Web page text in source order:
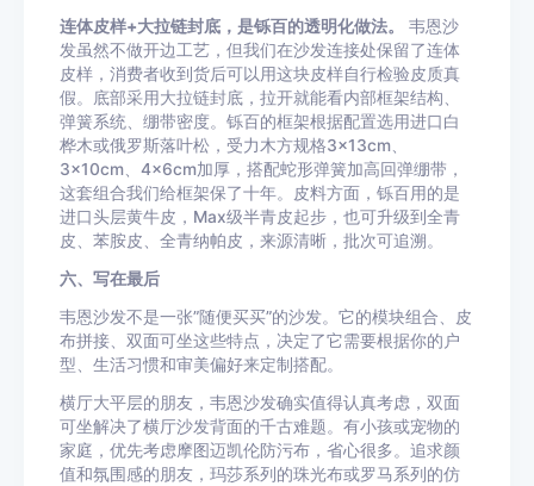
连体皮样+大拉链封底，是铄百的透明化做法。
韦恩沙
发虽然不做开边工艺，但我们在沙发连接处保留了连体
皮样，消费者收到货后可以用这块皮样自行检验皮质真
假。底部采用大拉链封底，拉开就能看内部框架结构、
弹簧系统、绷带密度。铄百的框架根据配置选用进口白
桦木或俄罗斯落叶松，受力木方规格3×13cm、
3×10cm、4×6cm加厚，搭配蛇形弹簧加高回弹绷带，
这套组合我们给框架保了十年。皮料方面，铄百用的是
进口头层黄牛皮，Max级半青皮起步，也可升级到全青
皮、苯胺皮、全青纳帕皮，来源清晰，批次可追溯。
六、写在最后
韦恩沙发不是一张”随便买买”的沙发。它的模块组合、皮
布拼接、双面可坐这些特点，决定了它需要根据你的户
型、生活习惯和审美偏好来定制搭配。
横厅大平层的朋友，韦恩沙发确实值得认真考虑，双面
可坐解决了横厅沙发背面的千古难题。有小孩或宠物的
家庭，优先考虑摩图迈凯伦防污布，省心很多。追求颜
值和氛围感的朋友，玛莎系列的珠光布或罗马系列的仿